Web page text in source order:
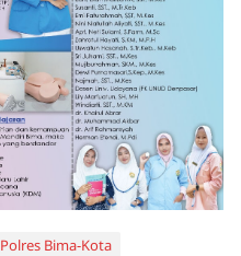
Polres Bima-Kota